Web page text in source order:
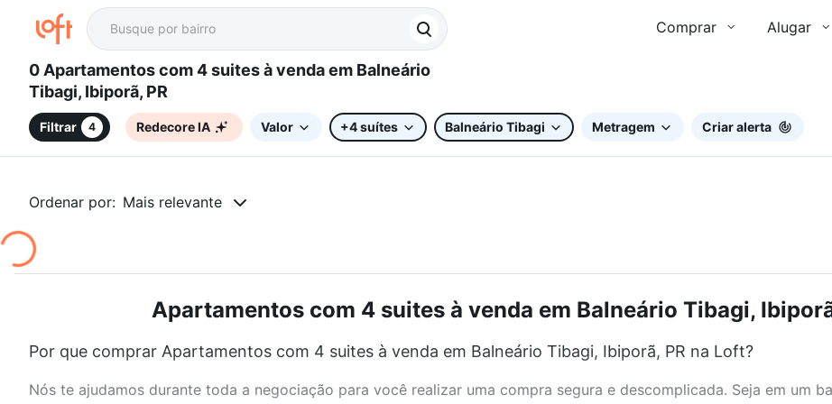
Comprar Alugar
0 Apartamentos com 4 suites à venda em Balneário
Tibagi, Ibiporã, PR
Filtrar 4 Redecore IA Valor +4 suítes Balneário Tibagi Metragem Criar alerta
Ordenar por: Mais relevante
Apartamentos com 4 suites à venda em Balneário Tibagi,
Por que comprar Apartamentos com 4 suites à venda em Balneário Tibagi, Ibiporã, PR na Loft?
Nós te ajudamos durante toda a negociação para você realizar uma compra segura e descomplicada. Seja em um